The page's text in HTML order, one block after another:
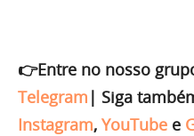
👉Entre no nosso
Telegram | Siga
Instagram, YouTube e